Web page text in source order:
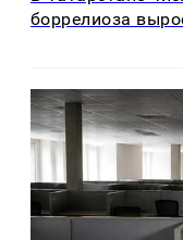
боррелиоза